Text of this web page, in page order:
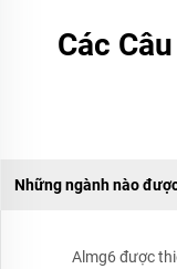
Các
Những ngành nào
Almg6 được